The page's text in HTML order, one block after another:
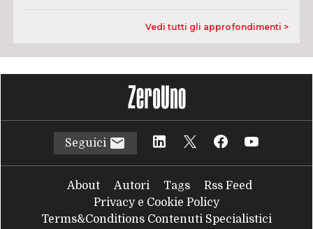
Vedi tutti gli approfondimenti >
Seguici
About Autori Tags
Rss Feed
Privacy e Cookie Policy
Terms&Conditions Contenuti Specialistici